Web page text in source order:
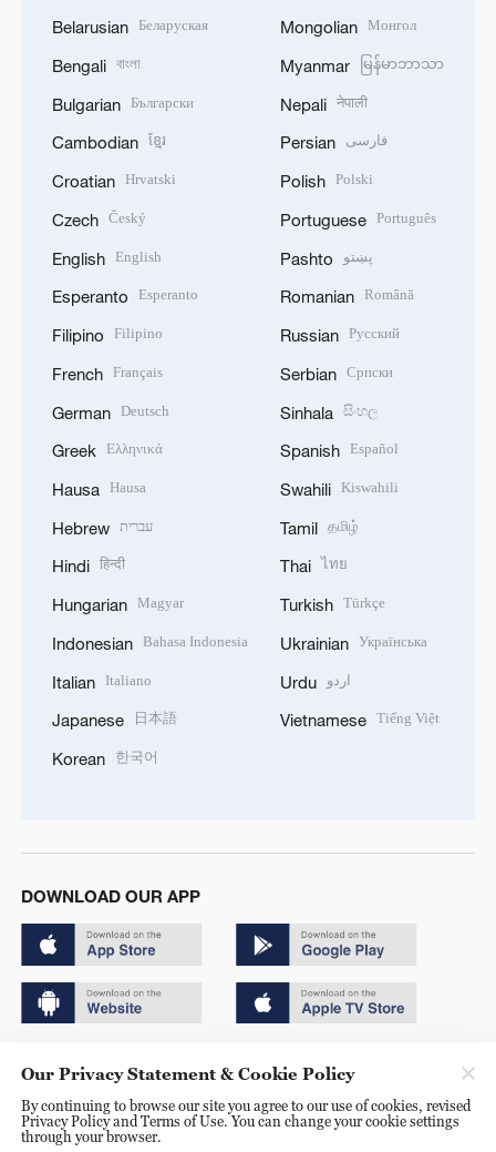
Belarusian Беларуская
Bengali বাংলা
Bulgarian Български
Cambodian ខ្មែរ
Croatian Hrvatski
Czech Český
English English
Esperanto Esperanto
Filipino Filipino
French Français
German Deutsch
Greek Ελληνικά
Hausa Hausa
Hebrew עברית
Hindi हिन्दी
Hungarian Magyar
Indonesian Bahasa Indonesia
Italian Italiano
Japanese 日本語
Korean 한국어
Mongolian Монгол
Myanmar မြန်မာဘာသာ
Nepali नेपाली
Persian فارسی
Polish Polski
Portuguese Português
Pashto پښتو
Romanian Română
Russian Русский
Serbian Српски
Sinhala සිංහල
Spanish Español
Swahili Kiswahili
Tamil தமிழ்
Thai ไทย
Turkish Türkçe
Ukrainian Українська
Urdu اردو
Vietnamese Tiếng Việt
DOWNLOAD OUR APP
京ICP备20000184号
京公网安备 11010502050052号
Our Privacy Statement & Cookie Policy
By continuing to browse our site you agree to our use of cookies, revised
Privacy Policy and Terms of Use. You can change your cookie settings
through your browser.